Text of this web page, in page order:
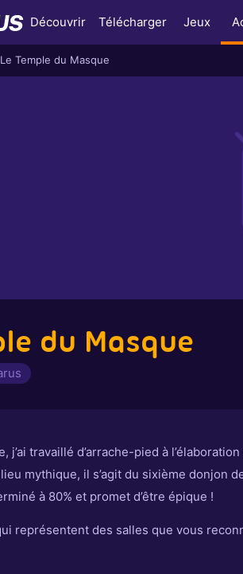
Découvrir Télécharger Jeux
Le Temple du Masque
du Masque
j’ai travaillé d’arrache-pied à l’élaboration
mythique, il s’agit du sixième donjon
à 80% et promet d’être épique !
représentent des salles que vous